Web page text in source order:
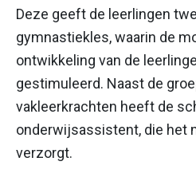
Deze geeft de leerlingen
gymnastiekles, waarin de
ontwikkeling van de
gestimuleerd. Naast de
vakleerkrachten heeft de
onderwijsassistent, die het
verzorgt.